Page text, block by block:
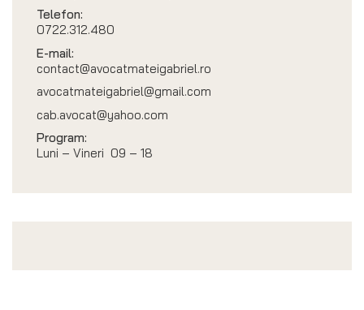
Telefon:
0722.312.480
E-mail:
contact@avocatmateigabriel.ro
avocatmateigabriel@gmail.com
cab.avocat@yahoo.com
Program:
Luni – Vineri 09 – 18